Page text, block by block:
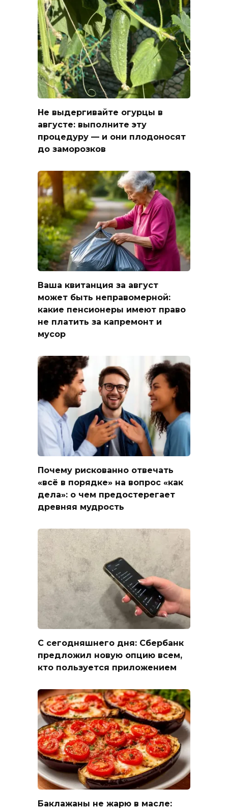
Не выдергивайте огурцы в
августе: выполните эту
процедуру — и они плодоносят
до заморозков
Ваша квитанция за август
может быть неправомерной:
какие пенсионеры имеют право
не платить за капремонт и
мусор
Почему рискованно отвечать
«всё в порядке» на вопрос «как
дела»: о чем предостерегает
древняя мудрость
С сегодняшнего дня: Сбербанк
предложил новую опцию всем,
кто пользуется приложением
Баклажаны не жарю в масле: